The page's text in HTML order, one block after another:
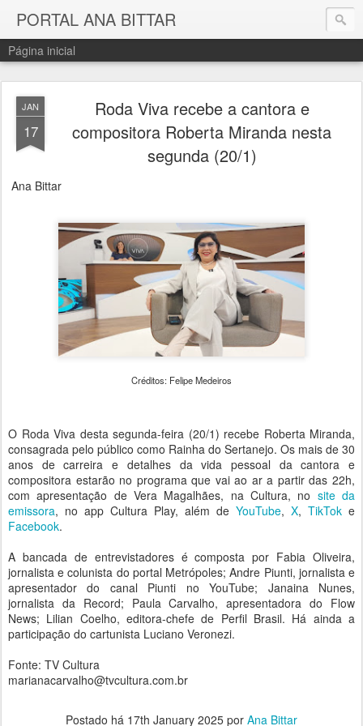
PORTAL ANA BITTAR
Página inicial
JAN
17
Roda Viva recebe a cantora e
compositora Roberta Miranda nesta
segunda (20/1)
Ana Bittar
Créditos: Felipe Medeiros
O Roda Viva desta segunda-feira (20/1) recebe Roberta Miranda,
consagrada pelo público como Rainha do Sertanejo. Os mais de 30
anos de carreira e detalhes da vida pessoal da cantora e
compositora estarão no programa que vai ao ar a partir das 22h,
com apresentação de Vera Magalhães, na Cultura, no site da
emissora, no app Cultura Play, além de YouTube, X, TikTok e
Facebook.
A bancada de entrevistadores é composta por Fabia Oliveira,
jornalista e colunista do portal Metrópoles; Andre Piunti, jornalista e
apresentador do canal Piunti no YouTube; Janaina Nunes,
jornalista da Record; Paula Carvalho, apresentadora do Flow
News; Lilian Coelho, editora-chefe de Perfil Brasil. Há ainda a
participação do cartunista Luciano Veronezi.
Fonte: TV Cultura
marianacarvalho@tvcultura.com.br
Postado há 17th January 2025 por Ana Bittar